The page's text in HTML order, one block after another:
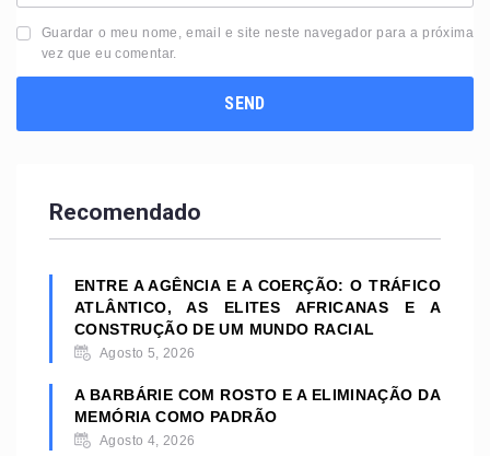
Guardar o meu nome, email e site neste navegador para a próxima
vez que eu comentar.
Recomendado
ENTRE A AGÊNCIA E A COERÇÃO: O TRÁFICO
ATLÂNTICO, AS ELITES AFRICANAS E A
CONSTRUÇÃO DE UM MUNDO RACIAL
Agosto 5, 2026
A BARBÁRIE COM ROSTO E A ELIMINAÇÃO DA
MEMÓRIA COMO PADRÃO
Agosto 4, 2026